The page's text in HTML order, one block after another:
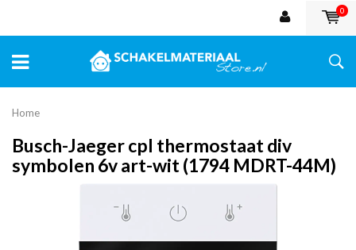
0
Home
Busch-Jaeger cpl thermostaat div
symbolen 6v art-wit (1794 MDRT-44M)